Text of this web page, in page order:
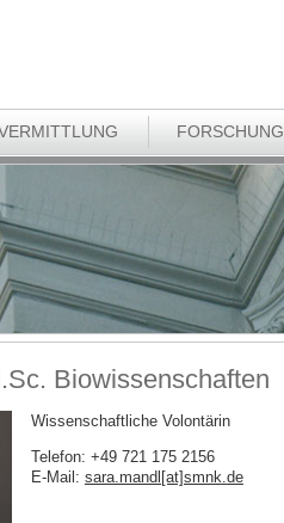
FORSCHUNG
Biowissenschaften
Wissenschaftliche Volontärin
Telefon: +49 721 175 2156
E-Mail: sara.mandl[at]smnk.de